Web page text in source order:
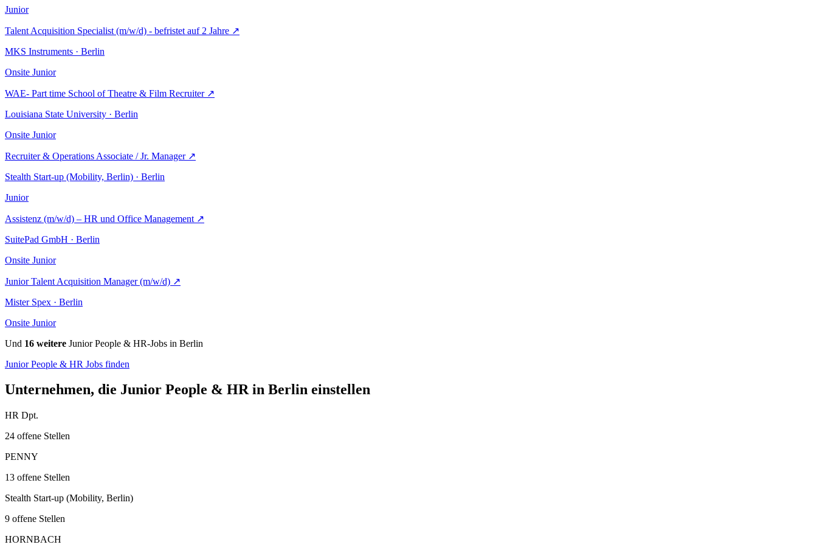
Junior
Talent Acquisition Specialist (m/w/d) - befristet auf 2 Jahre ↗
MKS Instruments · Berlin
Onsite Junior
WAE- Part time School of Theatre & Film Recruiter ↗
Louisiana State University · Berlin
Onsite Junior
Recruiter & Operations Associate / Jr. Manager ↗
Stealth Start-up (Mobility, Berlin) · Berlin
Junior
Assistenz (m/w/d) – HR und Office Management ↗
SuitePad GmbH · Berlin
Onsite Junior
Junior Talent Acquisition Manager (m/w/d) ↗
Mister Spex · Berlin
Onsite Junior
Und 16 weitere Junior People & HR-Jobs in Berlin
Junior People & HR Jobs finden
Unternehmen, die Junior People & HR in Berlin einstellen
HR Dpt.
24 offene Stellen
PENNY
13 offene Stellen
Stealth Start-up (Mobility, Berlin)
9 offene Stellen
HORNBACH